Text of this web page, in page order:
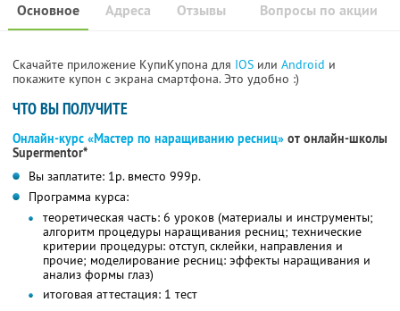
Основное Отзывы Вопросы по акции
Адреса
Скачайте приложение КупиКупона для IOS или Android и
покажите купон с экрана смартфона. Это удобно :)
ЧТО ВЫ ПОЛУЧИТЕ
Онлайн-курс «Мастер по наращиванию ресниц» от онлайн-школы
Supermentor*
Вы заплатите: 1р. вместо 999р.
Программа курса:
теоретическая часть: 6 уроков (материалы и инструменты;
алгоритм процедуры наращивания ресниц; технические
критерии процедуры: отступ, склейки, направления и
прочие; моделирование ресниц: эффекты наращивания и
анализ формы глаз)
итоговая аттестация: 1 тест